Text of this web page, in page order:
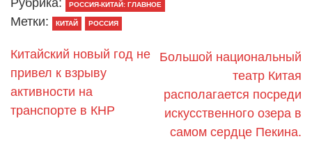
РОССИЯ-КИТАЙ: ГЛАВНОЕ
Метки: КИТАЙ РОССИЯ
Китайский новый год не
привел к взрыву
активности на
транспорте в КНР
Большой национальный
театр Китая
располагается посреди
искусственного озера в
самом сердце Пекина.